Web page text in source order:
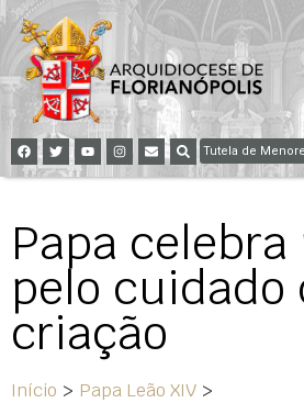
Tutela de
Papa celebra
pelo cuidado
criação
Início > Papa Leão XIV >